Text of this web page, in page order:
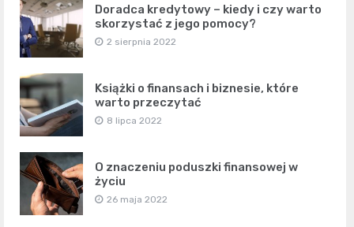
Doradca kredytowy – kiedy i czy warto
skorzystać z jego pomocy?
2 sierpnia 2022
Książki o finansach i biznesie, które
warto przeczytać
8 lipca 2022
O znaczeniu poduszki finansowej w
życiu
26 maja 2022